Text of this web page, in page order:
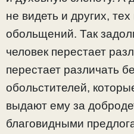
не видеть и других,
обольщений. Так
человек перестает
перестает различать
обольстителей,
выдают ему за
благовидными